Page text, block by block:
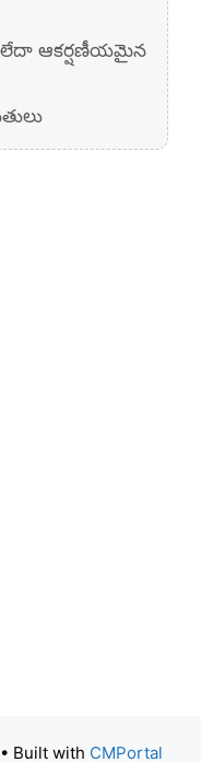
ఆకర్షణీయమైన
• Built with CMPortal